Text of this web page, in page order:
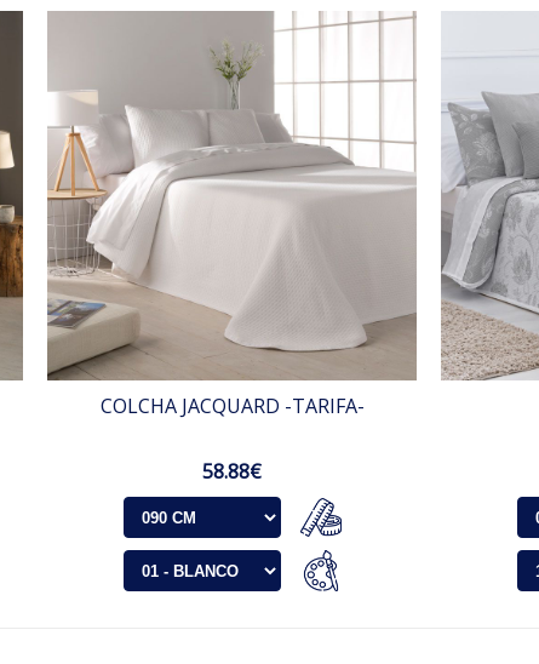
COLCHA JACQUARD -TARIFA-
58.88€